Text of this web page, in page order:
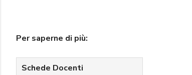
Per saperne di più:
Schede Docenti